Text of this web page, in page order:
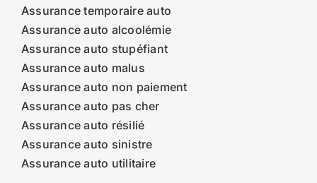
Assurance temporaire auto
Assurance auto alcoolémie
Assurance auto stupéfiant
Assurance auto malus
Assurance auto non paiement
Assurance auto pas cher
Assurance auto résilié
Assurance auto sinistre
Assurance auto utilitaire